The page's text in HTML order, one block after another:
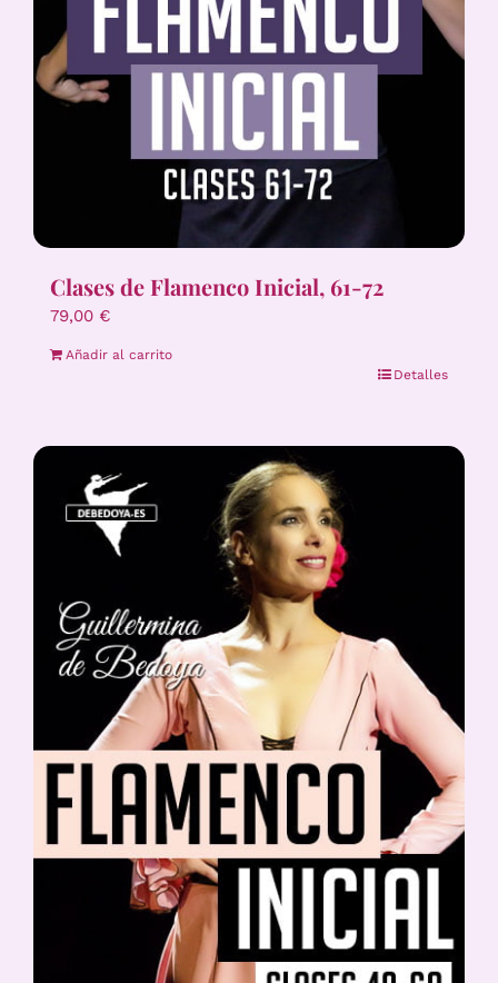
Clases de Flamenco Inicial, 61-72
79,00 €
Añadir al carrito
Detalles